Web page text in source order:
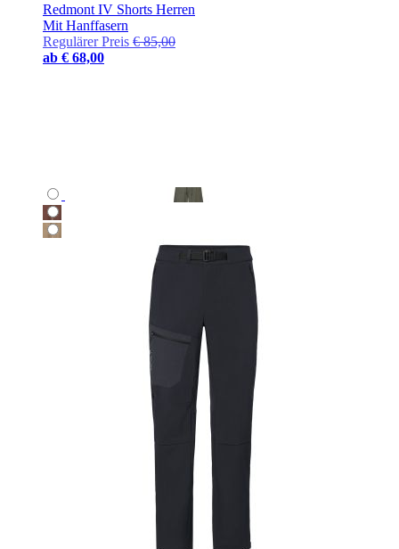
Redmont IV Shorts Herren
Mit Hanffasern
Regulärer Preis € 85,00
ab € 68,00